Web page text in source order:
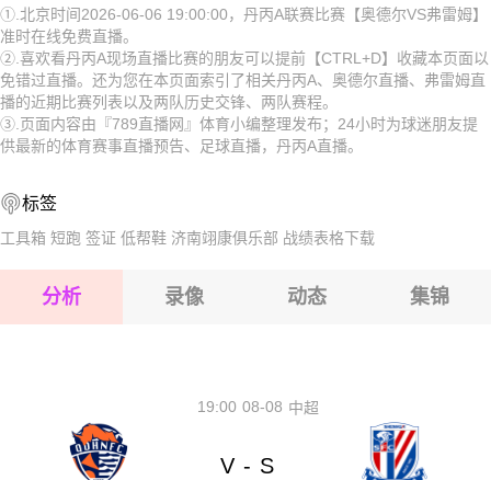
2026-08-16 【丹丙A】 奥德尔VS弗雷姆
2026-08-16 【丹丙A】 奥德尔VS弗雷姆
2026-08-16 【丹丙A】 奥德尔VS弗雷姆
2026-08-16 【丹丙A】 奥德尔VS弗雷姆
2026-08-16 【丹丙A】 奥德尔VS弗雷姆
2026-08-16 【丹丙A】 奥德尔VS弗雷姆
2026-08-16 【丹丙A】 奥德尔VS弗雷姆
①.北京时间2026-06-06 19:00:00，丹丙A联赛比赛【奥德尔VS弗雷姆】
准时在线免费直播。
②.喜欢看丹丙A现场直播比赛的朋友可以提前【CTRL+D】收藏本页面以
免错过直播。还为您在本页面索引了相关丹丙A、奥德尔直播、弗雷姆直
播的近期比赛列表以及两队历史交锋、两队赛程。
③.页面内容由『789直播网』体育小编整理发布；24小时为球迷朋友提
供最新的体育赛事直播预告、足球直播，丹丙A直播。
标签
工具箱 短跑 签证 低帮鞋 济南翊康俱乐部 战绩表格下载
分析 录像 动态 集锦
08-08
19:00 中超
V - S